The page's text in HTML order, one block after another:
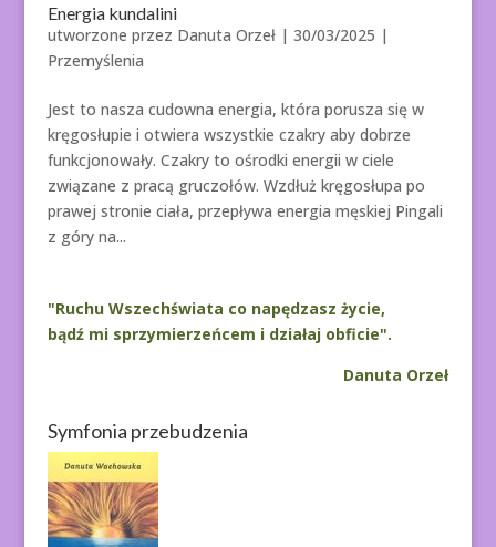
Energia kundalini
utworzone przez Danuta Orzeł| 30/03/2025 |
Przemyślenia
Jest to nasza cudowna energia, która porusza się w
kręgosłupie i otwiera wszystkie czakry aby dobrze
funkcjonowały. Czakry to ośrodki energii w ciele
związane z pracą gruczołów. Wzdłuż kręgosłupa po
prawej stronie ciała, przepływa energia męskiej Pingali
z góry na...
"Ruchu Wszechświata co napędzasz życie,
bądź mi sprzymierzeńcem i działaj obficie".
Danuta Orzeł
Symfonia przebudzenia